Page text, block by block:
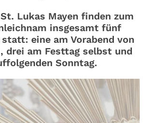
Lukas Mayen finden zum
insgesamt fünf
eine am Vorabend von
drei am Festtag selbst und
Sonntag.